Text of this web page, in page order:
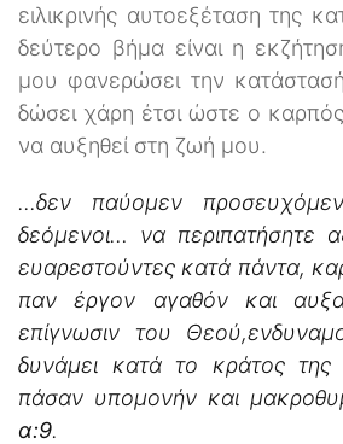
ειλικρινής αυτοεξέταση της
δεύτερο βήμα είναι η
μου φανερώσει την
δώσει χάρη έτσι ώστε ο
να αυξηθεί στη ζωή μου.
...δεν παύομεν
δεόμενοι… να περιπατήσητε
ευαρεστούντες κατά πάντα,
παν έργον αγαθόν και
επίγνωσιν του
δυνάμει κατά το κράτος της
πάσαν υπομονήν και
α:9.